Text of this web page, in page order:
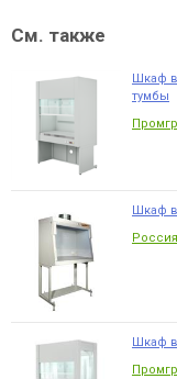
См. также
Шкаф
тумбы
Шкаф
Россия
Шкаф